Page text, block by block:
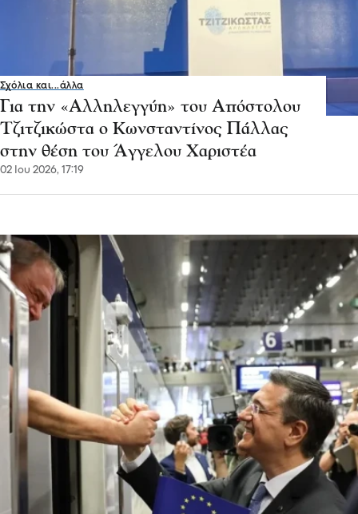
Σχόλια και...άλλα
Για την «Αλληλεγγύη» του Απόστολου
Τζιτζικώστα o Κωνσταντίνος Πάλλας
στην θέση του Άγγελου Χαριστέα
02 Ιου 2026, 17:19